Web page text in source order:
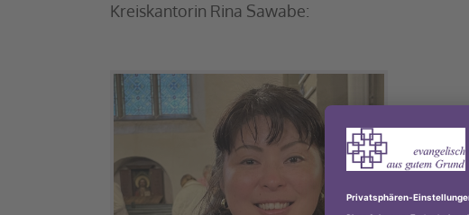
Kreiskantorin Rina Sawabe: